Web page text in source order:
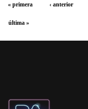
« primera ‹ anterior
última »